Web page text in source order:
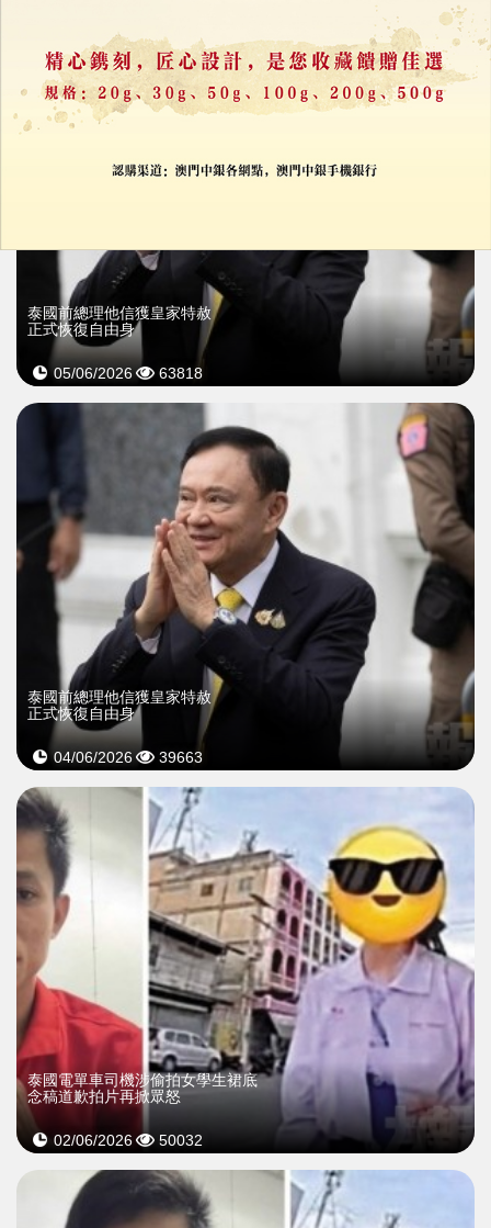
泰國前總理他信獲皇家特赦
正式恢復自由身
05/06/2026 63818
泰國前總理他信獲皇家特赦
正式恢復自由身
04/06/2026 39663
泰國電單車司機涉偷拍女學生裙底
念稿道歉拍片再掀眾怒
02/06/2026 50032